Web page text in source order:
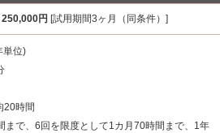
円 試用期間3ヶ月（同条件）
単位)
20時間
で、6回を限度として1カ月70時間まで、1年